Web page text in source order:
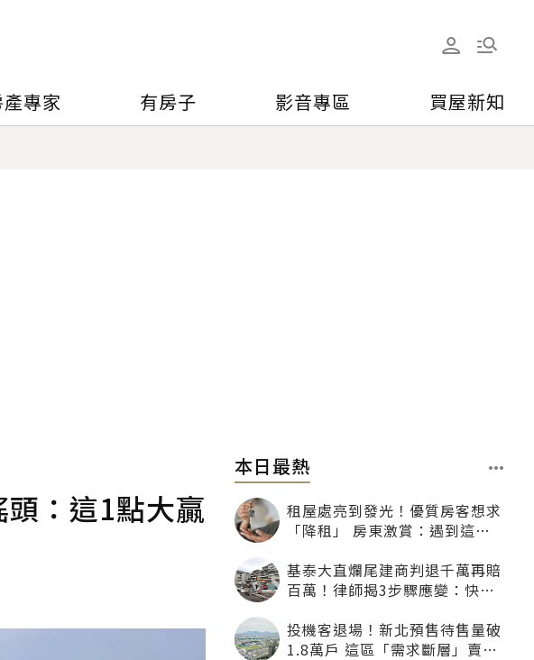
專家 有房子 影音專區 買屋新知
：這1點大贏
本日最熱
租屋處亮到發光！優質房客想求
「降租」 房東激賞：遇到這種
基泰大直爛尾建商判退千萬再賠
百萬！律師揭3步驟應變：快通
投機客退場！新北預售待售量破
1.8萬戶 這區「需求斷層」賣壓